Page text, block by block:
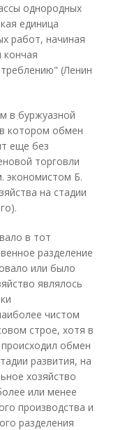
однородных
единица
работ, начиная
кончая
(Ленин
в буржуазной
котором обмен
еще без
торговли
экономистом Б.
на стадии
в тот
разделение
или было
являлось
чистом
строе, хотя в
обмен
развития, на
хозяйство
или менее
производства и
разделения